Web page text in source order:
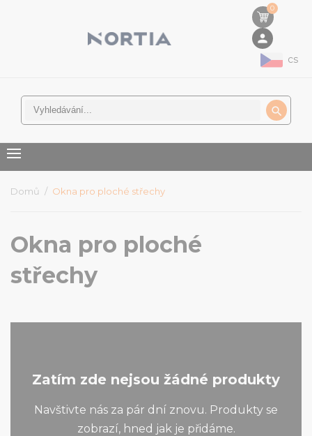
0
person
cs

Domů Okna pro ploché střechy
Okna pro ploché
střechy
Zatím zde nejsou žádné produkty
Navštivte nás za pár dní znovu. Produkty se
zobrazí, hned jak je přidáme.